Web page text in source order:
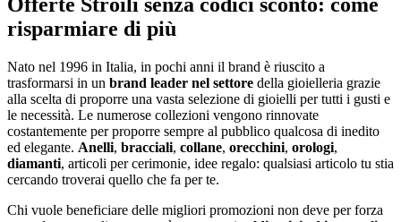
risparmiare di più
Nato nel 1996 in Italia, in pochi anni il brand è riuscito a
trasformarsi in un brand leader nel settore della gioielleria grazie
alla scelta di proporre una vasta selezione di gioielli per tutti i gusti e
le necessità. Le numerose collezioni vengono rinnovate
costantemente per proporre sempre al pubblico qualcosa di inedito
ed elegante. Anelli, bracciali, collane, orecchini, orologi,
diamanti, articoli per cerimonie, idee regalo: qualsiasi articolo tu stia
cercando troverai quello che fa per te.
Chi vuole beneficiare delle migliori promozioni non deve per forza